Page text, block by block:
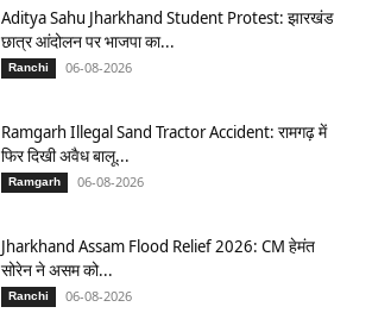
Aditya Sahu Jharkhand Student Protest: झारखंड
छात्र आंदोलन पर भाजपा का...
Ranchi 06-08-2026
Ramgarh Illegal Sand Tractor Accident: रामगढ़ में
फिर दिखी अवैध बालू...
Ramgarh 06-08-2026
Jharkhand Assam Flood Relief 2026: CM हेमंत
सोरेन ने असम को...
Ranchi 06-08-2026